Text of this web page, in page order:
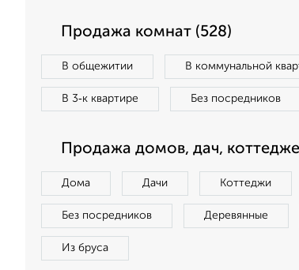
Продажа комнат (528)
В общежитии В коммунальной
В 3‑к квартире Без посредников
Продажа домов, дач,
Дома Дачи Коттеджи
Без посредников Деревянные
Из бруса